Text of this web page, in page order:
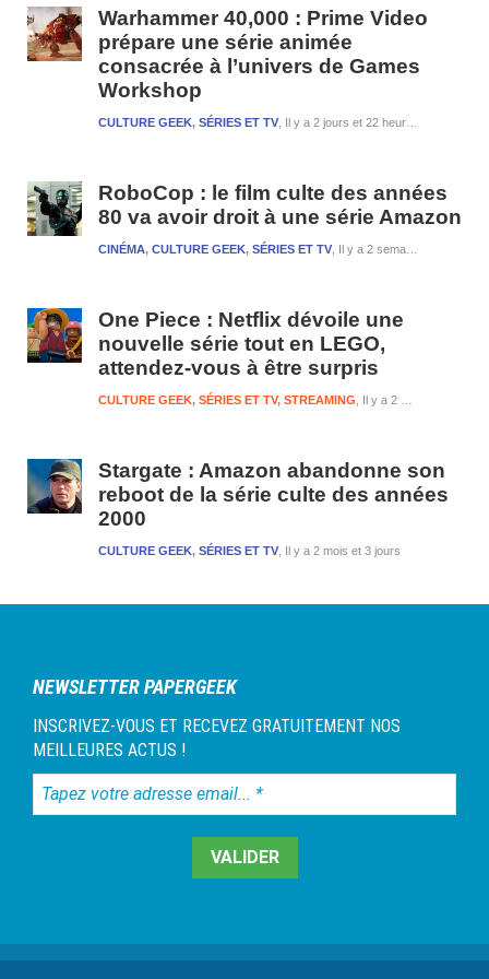
Warhammer 40,000 : Prime Video
prépare une série animée
consacrée à l’univers de Games
Workshop
Il y a 2 jours et 22 heures
CULTURE GEEK, SÉRIES ET TV
RoboCop : le film culte des années
80 va avoir droit à une série Amazon
Il y a 2 semaines et 1 jour
CINÉMA, CULTURE GEEK, SÉRIES ET TV
One Piece : Netflix dévoile une
nouvelle série tout en LEGO,
attendez-vous à être surpris
Il y a 2 semaines et 2 jours
CULTURE GEEK, SÉRIES ET TV, STREAMING
Stargate : Amazon abandonne son
reboot de la série culte des années
2000
Il y a 2 mois et 3 jours
CULTURE GEEK, SÉRIES ET TV
NEWSLETTER PAPERGEEK
INSCRIVEZ-VOUS ET RECEVEZ GRATUITEMENT NOS
MEILLEURES ACTUS !
Tapez
votre